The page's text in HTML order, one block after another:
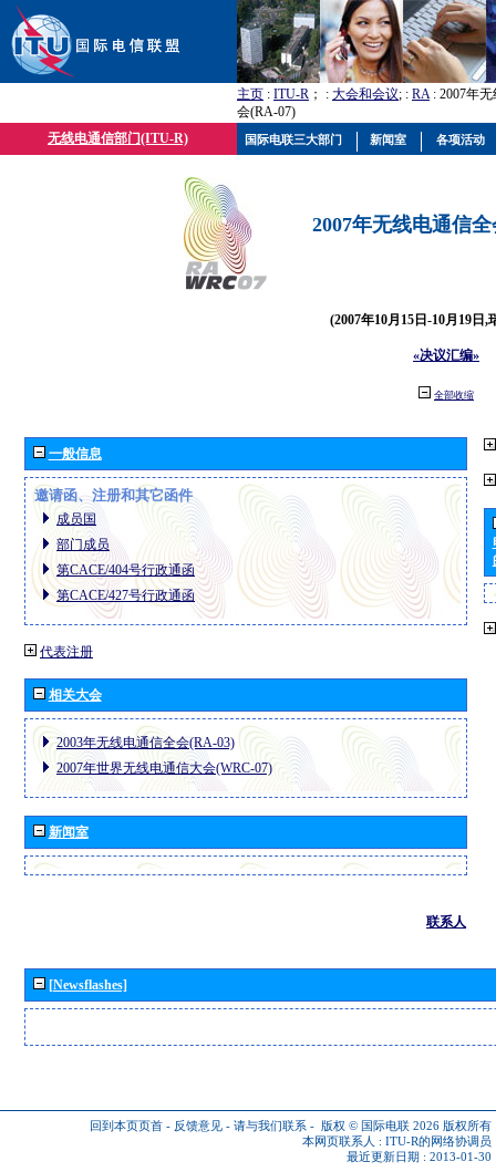
主页 : ITU-R ； : 大会和会议; : RA: 2007年
会(RA-07)
无线电通信部门(ITU-R)
2007年无线电通信
(2007年10月15日-10月19日,
«决议汇编»
全部收缩
一般信息
邀请函、注册和其它函件
成员国
部门成员
第CACE/404号行政通函
第CACE/427号行政通函
代表注册
相关大会
2003年无线电通信全会(RA-03)
2007年世界无线电通信大会(WRC-07)
新闻室
联系人
[Newsflashes]
回到本页页首 - 反馈意见 - 请与我们联系 - 版权 © 国际电联 2026 版权所有
本网页联系人 : ITU-R的网络协调员
最近更新日期 : 2013-01-30
国际电联三大部门 新闻室 各项活动